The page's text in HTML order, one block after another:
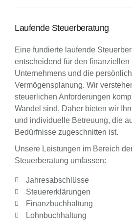
Laufende Steuerberatung
Eine fundierte laufende
entscheidend für den finanziellen
Unternehmens und die
Vermögensplanung. Wir
steuerlichen Anforderungen
Wandel sind. Daher bieten wir
und individuelle Betreuung, die
Bedürfnisse zugeschnitten ist.
Unsere Leistungen im Bereich
Steuerberatung umfassen:
Jahresabschlüsse
Steuererklärungen
Finanzbuchhaltung
Lohnbuchhaltung